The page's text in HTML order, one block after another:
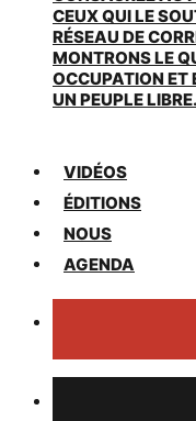
CEUX QUI LE
RÉSEAU DE
MONTRONS LE
OCCUPATION ET
UN PEUPLE LIBRE.
VIDÉOS
ÉDITIONS
NOUS
AGENDA